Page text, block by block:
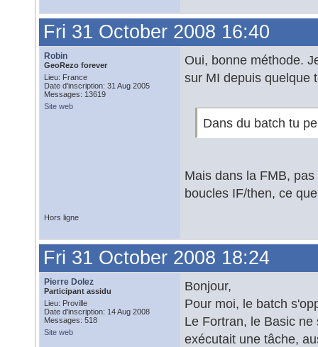
Fri 31 October 2008 16:40
Robin
GeoRezo forever
Lieu: France
Date d'inscription: 31 Aug 2005
Messages: 13619
Site web
Oui, bonne méthode.
sur MI depuis quelque
Dans du batch tu
Mais dans la FMB,
boucles IF/then, ce
Hors ligne
Fri 31 October 2008 18:24
Pierre Dolez
Participant assidu
Lieu: Proville
Date d'inscription: 14 Aug 2008
Messages: 518
Site web
Bonjour,
Pour moi, le batch
Le Fortran, le Basic
exécutait une tâche,